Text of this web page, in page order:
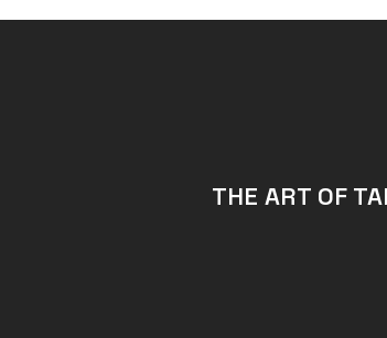
THE ART OF